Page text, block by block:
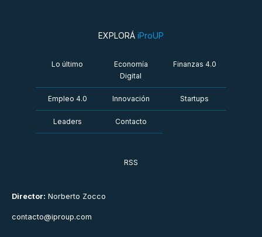
Director: Norberto Zocco
contacto@iproup.com
EXPLORÁ iProUP
Lo último
Economía
Digital
Finanzas 4.0
Empleo 4.0 Innovación Startups
Leaders Contacto
RSS